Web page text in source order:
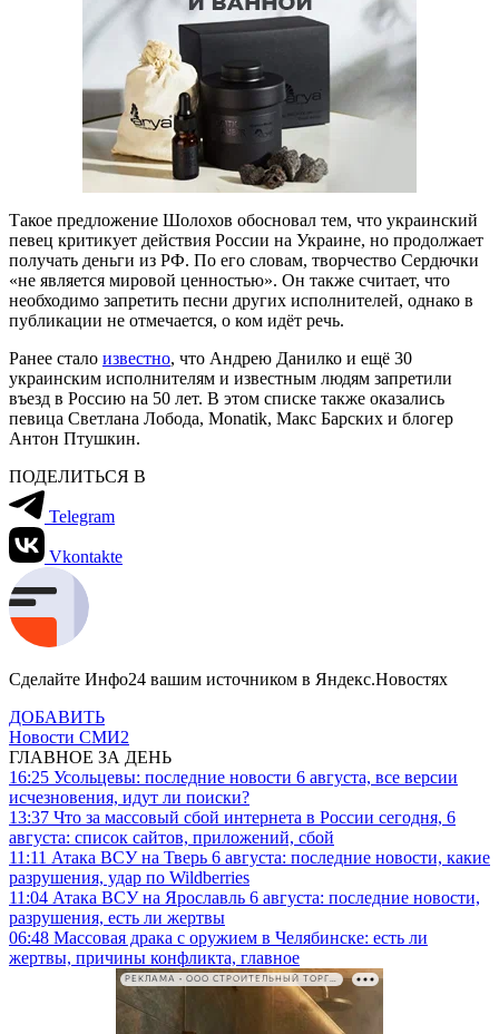
Такое предложение Шолохов обосновал тем, что украинский
певец критикует действия России на Украине, но продолжает
получать деньги из РФ. По его словам, творчество Сердючки
«не является мировой ценностью». Он также считает, что
необходимо запретить песни других исполнителей, однако в
публикации не отмечается, о ком идёт речь.
Ранее стало известно, что Андрею Данилко и ещё 30
украинским исполнителям и известным людям запретили
въезд в Россию на 50 лет. В этом списке также оказались
певица Светлана Лобода, Monatik, Макс Барских и блогер
Антон Птушкин.
ПОДЕЛИТЬСЯ В
Telegram
Vkontakte
Сделайте Инфо24 вашим источником в Яндекс.Новостях
ДОБАВИТЬ
Новости СМИ2
ГЛАВНОЕ ЗА ДЕНЬ
16:25 Усольцевы: последние новости 6 августа, все версии
исчезновения, идут ли поиски?
13:37 Что за массовый сбой интернета в России сегодня, 6
августа: список сайтов, приложений, сбой
11:11 Атака ВСУ на Тверь 6 августа: последние новости, какие
разрушения, удар по Wildberries
11:04 Атака ВСУ на Ярославль 6 августа: последние новости,
разрушения, есть ли жертвы
06:48 Массовая драка с оружием в Челябинске: есть ли
жертвы, причины конфликта, главное
РЕКЛАМА • ООО СТРОИТЕЛЬНЫЙ ТОРГОВЫЙ ДОМ «ПЕТРОВИЧ». ИНН: 7802348846